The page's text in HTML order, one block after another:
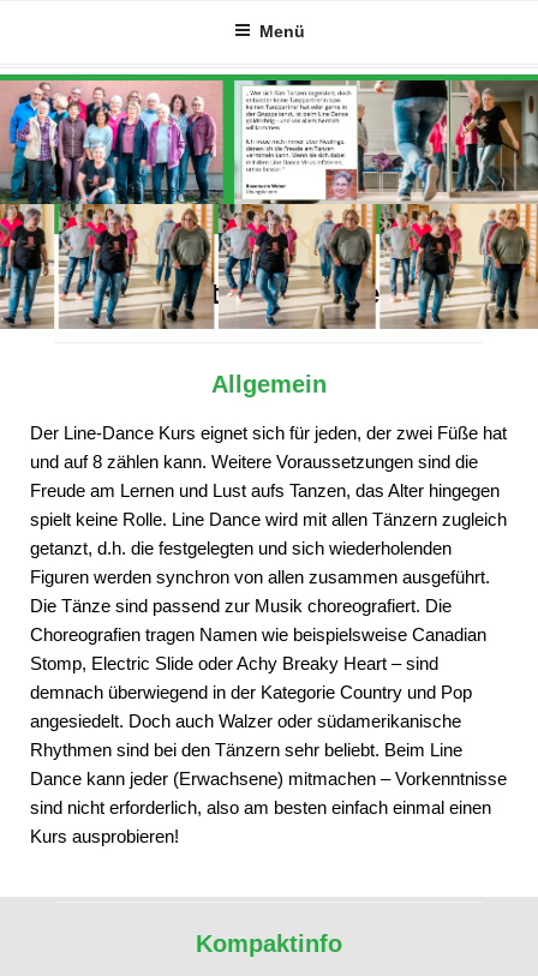
springen
Menü
Alles Wichtige auf einen Blick
Allgemein
Der Line-Dance Kurs eignet sich für jeden, der zwei Füße hat
und auf 8 zählen kann. Weitere Voraussetzungen sind die
Freude am Lernen und Lust aufs Tanzen, das Alter hingegen
spielt keine Rolle. Line Dance wird mit allen Tänzern zugleich
getanzt, d.h. die festgelegten und sich wiederholenden
Figuren werden synchron von allen zusammen ausgeführt.
Die Tänze sind passend zur Musik choreografiert. Die
Choreografien tragen Namen wie beispielsweise Canadian
Stomp, Electric Slide oder Achy Breaky Heart – sind
demnach überwiegend in der Kategorie Country und Pop
angesiedelt. Doch auch Walzer oder südamerikanische
Rhythmen sind bei den Tänzern sehr beliebt. Beim Line
Dance kann jeder (Erwachsene) mitmachen – Vorkenntnisse
sind nicht erforderlich, also am besten einfach einmal einen
Kurs ausprobieren!
Kompaktinfo